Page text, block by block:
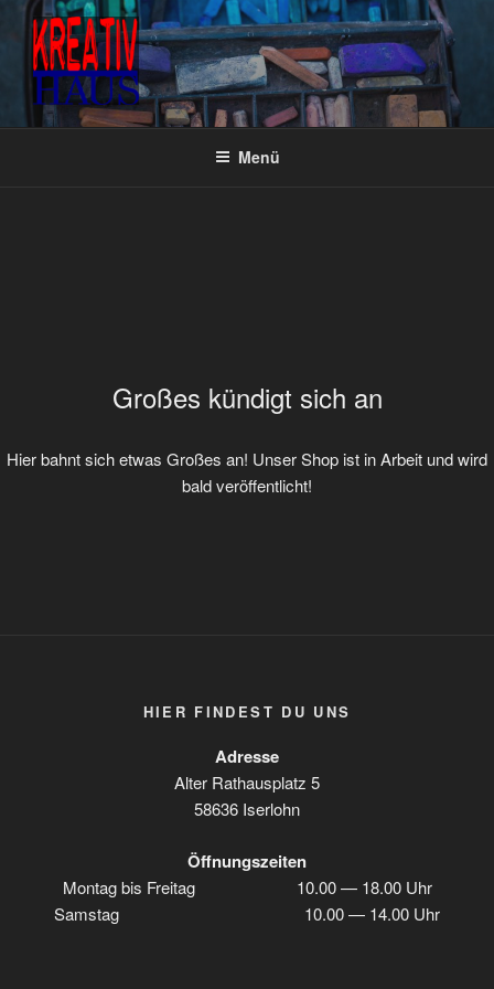
Zum
Inhalt
springen
KREATIVHAUS BASTEL- &
KÜNSTLERBEDARF
Fachgeschäft für Bastel- & Künstlerbedarf
Menü
Großes kündigt sich an
Hier bahnt sich etwas Großes an! Unser Shop ist in Arbeit und wird
bald veröffentlicht!
HIER FIN­DEST DU UNS
Adres­se
Alter Rat­haus­platz 5
58636 Iserlohn
Öff­nungs­zei­ten
Mon­tag bis Frei­tag 10.00 — 18.00 Uhr
Sams­tag 10.00 — 14.00 Uhr